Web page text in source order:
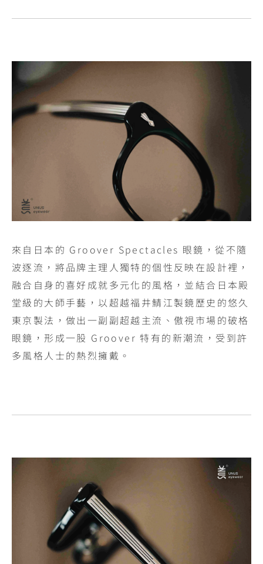
來自日本的 Groover Spectacles 眼鏡，從不隨
波逐流，將品牌主理人獨特的個性反映在設計裡，
融合自身的喜好成就多元化的風格，並結合日本殿
堂級的大師手藝，以超越福井鯖江製鏡歷史的悠久
東京製法，做出一副副超越主流、傲視市場的破格
眼鏡，形成一股 Groover 特有的新潮流，受到許
多風格人士的熱烈擁戴。